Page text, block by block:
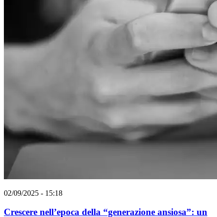
02/09/2025 - 15:18
Crescere nell’epoca della “generazione ansiosa”: un